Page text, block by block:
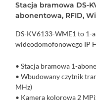
• Detekcja ruchu
• Montaż natynkowy
• Możliwość dodania do
trybie podstawowym
• Możliwość tworzenie
• Możliwość
• Interfejs Ethernet: 1 x
• Stopień ochrony: IP65,
Stacja bramowa DS-
abonentowa, RFID,
DS-KV6133-WME1 to 1-
wideodomofonowego IP
• Stacja bramowa 1-
• Wbudowany czytnik
MHz)
• Kamera kolorowa 2